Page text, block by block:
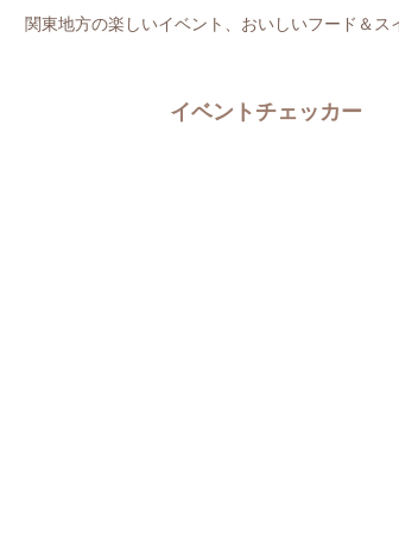
関東地方の楽しいイベント、おいしいフード＆ス
イベントチェッカー